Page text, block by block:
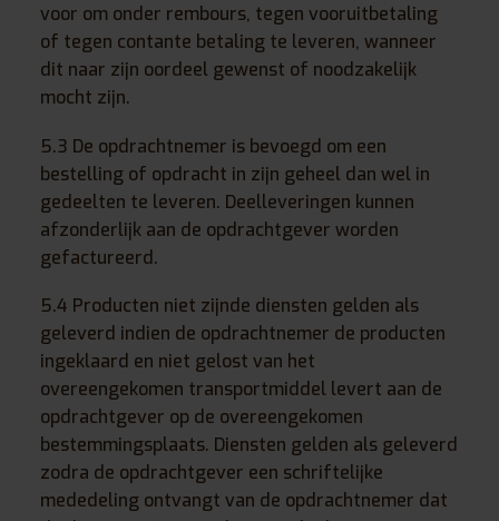
voor om onder rembours, tegen vooruitbetaling
of tegen contante betaling te leveren, wanneer
dit naar zijn oordeel gewenst of noodzakelijk
mocht zijn.
5.3 De opdrachtnemer is bevoegd om een
bestelling of opdracht in zijn geheel dan wel in
gedeelten te leveren. Deelleveringen kunnen
afzonderlijk aan de opdrachtgever worden
gefactureerd.
5.4 Producten niet zijnde diensten gelden als
geleverd indien de opdrachtnemer de producten
ingeklaard en niet gelost van het
overeengekomen transportmiddel levert aan de
opdrachtgever op de overeengekomen
bestemmingsplaats. Diensten gelden als geleverd
zodra de opdrachtgever een schriftelijke
mededeling ontvangt van de opdrachtnemer dat